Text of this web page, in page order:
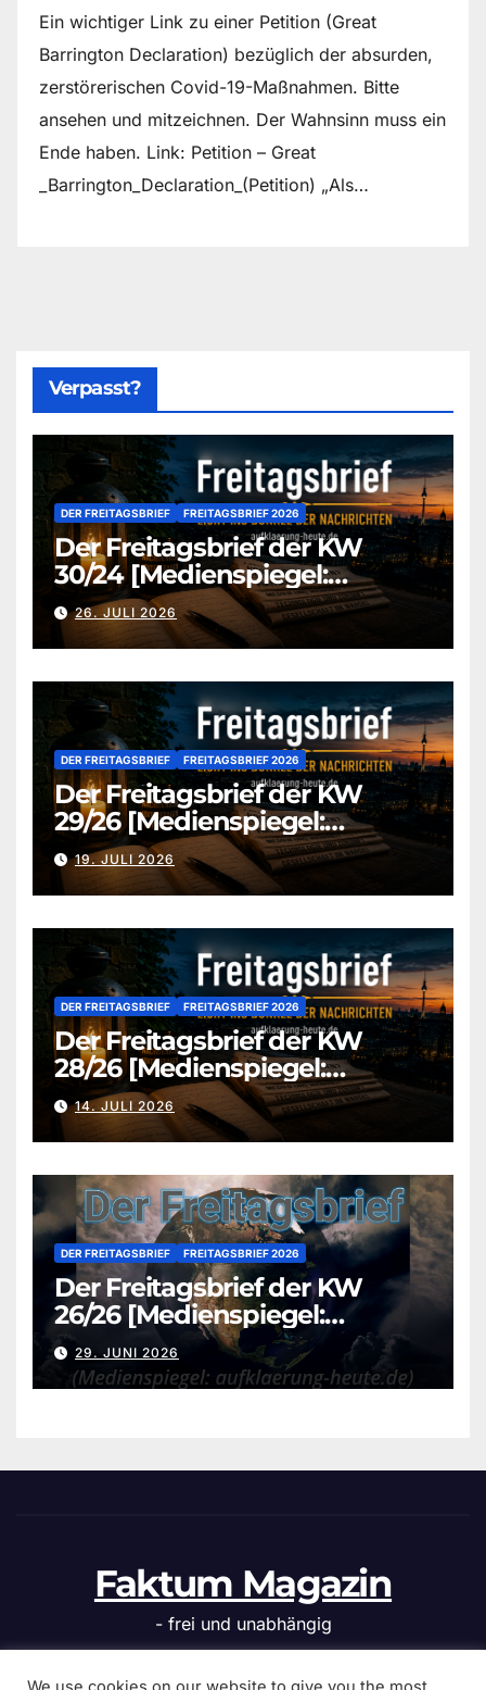
Ein wichtiger Link zu einer Petition (Great
Barrington Declaration) bezüglich der absurden,
zerstörerischen Covid-19-Maßnahmen. Bitte
ansehen und mitzeichnen. Der Wahnsinn muss ein
Ende haben. Link: Petition – Great
_Barrington_Declaration_(Petition) „Als…
Verpasst?
DER FREITAGSBRIEF FREITAGSBRIEF 2026
Der Freitagsbrief der KW
30/24 [Medienspiegel:
aufklaerung-heute-de]
26. JULI 2026
DER FREITAGSBRIEF FREITAGSBRIEF 2026
Der Freitagsbrief der KW
29/26 [Medienspiegel:
aufklaerung-heute.de]
19. JULI 2026
DER FREITAGSBRIEF FREITAGSBRIEF 2026
Der Freitagsbrief der KW
28/26 [Medienspiegel:
aufklaerung-heute.de]
14. JULI 2026
DER FREITAGSBRIEF FREITAGSBRIEF 2026
Der Freitagsbrief der KW
26/26 [Medienspiegel:
aufklaerung-heute.de]
29. JUNI 2026
Faktum Magazin
- frei und unabhängig